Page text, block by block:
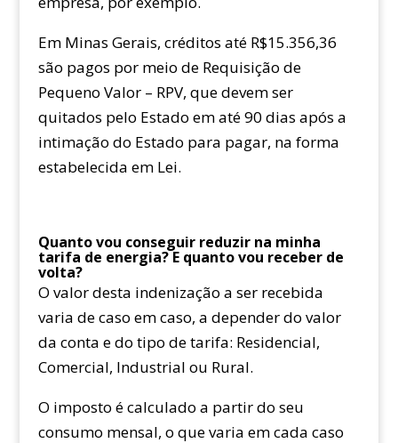
Em Minas Gerais, créditos até R$15.356,36
são pagos por meio de Requisição de
Pequeno Valor – RPV, que devem ser
quitados pelo Estado em até 90 dias após a
intimação do Estado para pagar, na forma
estabelecida em Lei.
Quanto vou conseguir reduzir na minha
tarifa de energia? E quanto vou receber de
volta?
O valor desta indenização a ser recebida
varia de caso em caso, a depender do valor
da conta e do tipo de tarifa: Residencial,
Comercial, Industrial ou Rural.
O imposto é calculado a partir do seu
consumo mensal, o que varia em cada caso